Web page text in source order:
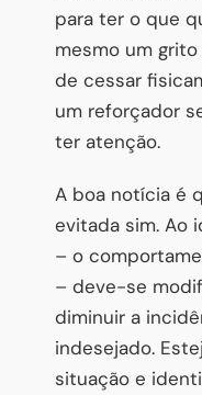
para ter o que
mesmo um
de cessar
um reforçador
ter atenção.
A boa notícia é
evitada sim. Ao
– o
– deve-se
diminuir a
indesejado.
situação e